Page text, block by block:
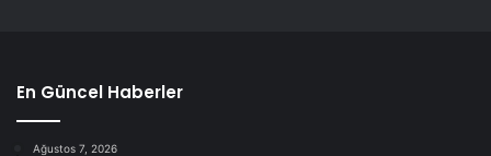
En Güncel Haberler
Ağustos 7, 2026